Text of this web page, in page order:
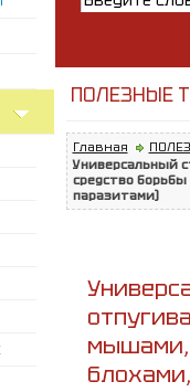
ПОЛЕЗНЫЕ
Главная
Универсальный
cредство
паразитами)
мышами,